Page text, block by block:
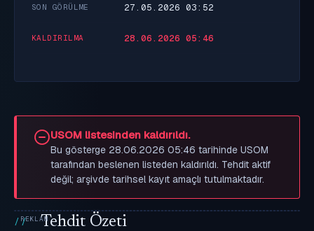
SON GÖRÜLME 27.05.2026 03:52
KALDIRILMA 28.06.2026 05:46
USOM listesinden kaldırıldı.
Bu gösterge 28.06.2026 05:46 tarihinde USOM
tarafından beslenen listeden kaldırıldı. Tehdit aktif
değil; arşivde tarihsel kayıt amaçlı tutulmaktadır.
Tehdit Özeti